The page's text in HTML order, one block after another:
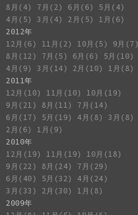
8月(4)
7月(2) 6月(6)
5月(4)
4月(5)
3月(4) 2月(5)
1月(6)
2012年
12月(6)
11月(2) 10月(5)
9月(7)
8月(12)
7月(5) 6月(6)
5月(10)
4月(9)
3月(14) 2月(10)
1月(8)
2011年
12月(10)
11月(10)
10月(19)
9月(21)
8月(11)
7月(14)
6月(17)
5月(19) 4月(8)
3月(8)
2月(6)
1月(9)
2010年
12月(19)
11月(19)
10月(18)
9月(22)
8月(24)
7月(29)
6月(40)
5月(32)
4月(24)
3月(33)
2月(30)
1月(8)
2009年